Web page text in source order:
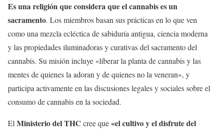
Es una religión que considera que el cannabis es un
sacramento. Los miembros basan sus prácticas en lo que ven
como una mezcla ecléctica de sabiduría antigua, ciencia moderna
y las propiedades iluminadoras y curativas del sacramento del
cannabis. Su misión incluye «liberar la planta de cannabis y las
mentes de quienes la adoran y de quienes no la veneran», y
participa activamente en las discusiones legales y sociales sobre el
consumo de cannabis en la sociedad.
ElMinisterio del THC cree que«el cultivo y el disfrute del